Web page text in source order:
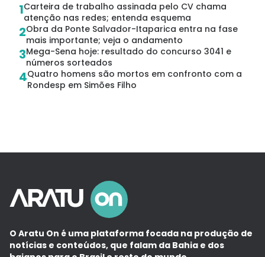
1Carteira de trabalho assinada pelo CV chama
atenção nas redes; entenda esquema
2Obra da Ponte Salvador-Itaparica entra na fase
mais importante; veja o andamento
3Mega-Sena hoje: resultado do concurso 3041 e
números sorteados
4Quatro homens são mortos em confronto com a
Rondesp em Simões Filho
O Aratu On é uma plataforma focada na produção de
notícias e conteúdos, que falam da Bahia e dos